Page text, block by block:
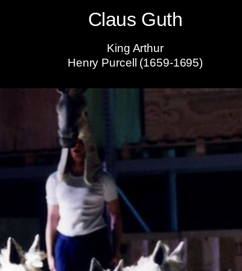
Claus Guth
King Arthur
Henry Purcell (1659-1695)